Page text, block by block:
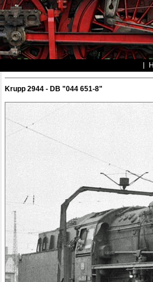
Krupp 2944 - DB "044 651-8"